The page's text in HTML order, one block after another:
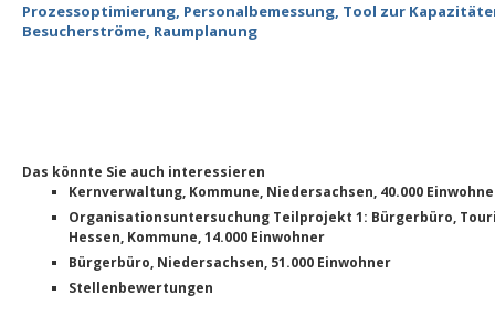
Prozessoptimierung, Personalbemessung, Tool zur
Besucherströme, Raumplanung
Das könnte Sie auch interessieren
Kernverwaltung, Kommune, Niedersachsen, 40.000
Organisationsuntersuchung Teilprojekt 1: Bürgerbüro,
Hessen, Kommune, 14.000 Einwohner
Bürgerbüro, Niedersachsen, 51.000 Einwohner
Stellenbewertungen